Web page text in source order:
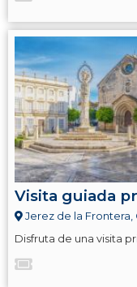
Visita guiada
Jerez de la Frontera,
Disfruta de una visita